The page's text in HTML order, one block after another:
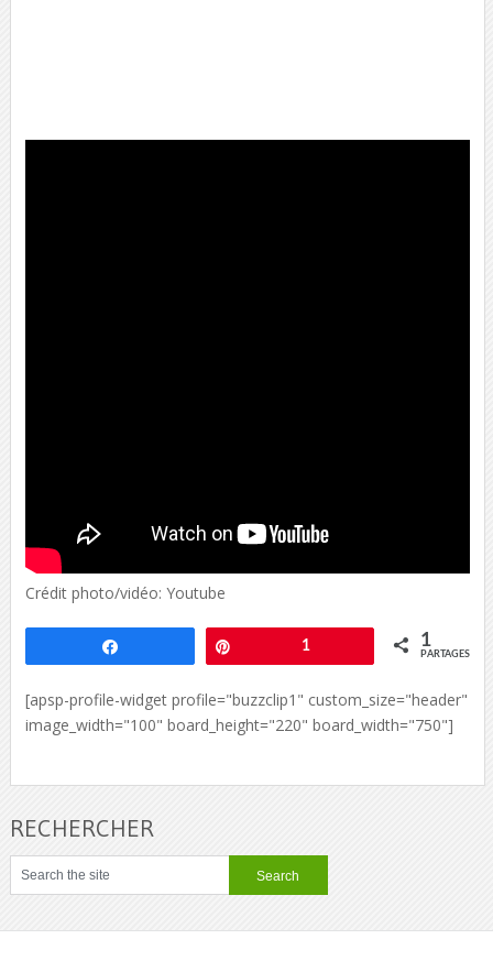
Crédit photo/vidéo: Youtube
1 1
PARTAGES
[apsp-profile-widget profile="buzzclip1" custom_size="header"
image_width="100" board_height="220" board_width="750"]
RECHERCHER